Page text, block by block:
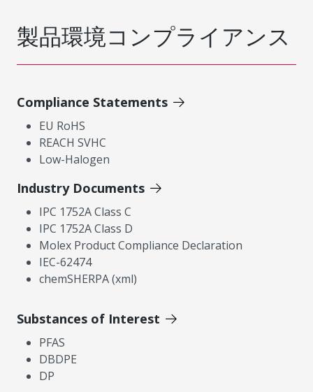
製品環境コンプライアンス
Compliance Statements
EU RoHS
REACH SVHC
Low-Halogen
Industry Documents
IPC 1752A Class C
IPC 1752A Class D
Molex Product Compliance Declaration
IEC-62474
chemSHERPA (xml)
Substances of Interest
PFAS
DBDPE
DP